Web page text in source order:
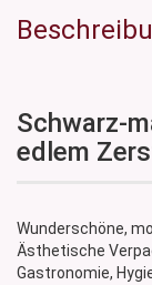
Schwarz-
edlem
Wunderschöne,
Ästhetische
Gastronomie,